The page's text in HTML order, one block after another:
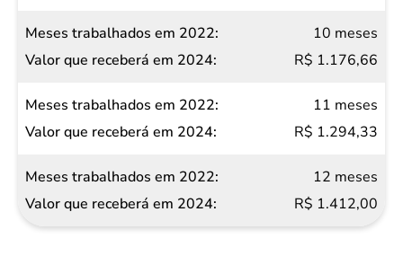
10 meses
R$ 1.176,66
11 meses
R$ 1.294,33
12 meses
R$ 1.412,00